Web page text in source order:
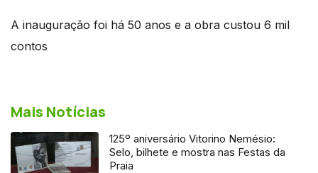
A inauguração foi há 50 anos e a obra custou 6 mil
contos
Mais Notícias
125º aniversário Vitorino Nemésio:
Selo, bilhete e mostra nas Festas da
Praia